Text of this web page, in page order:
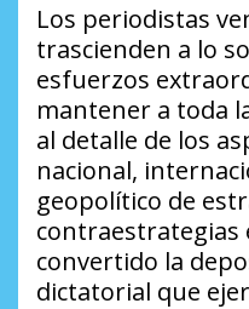
Los periodistas
trascienden a lo
esfuerzos
mantener a toda
al detalle de los
nacional,
geopolítico de
contraestrategias
convertido la
dictatorial que